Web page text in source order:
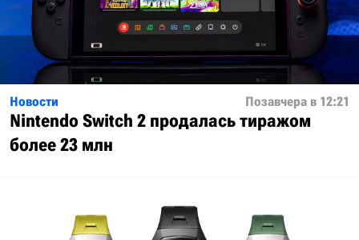
Новости Позавчера в 12:21
Nintendo Switch 2 продалась тиражом
более 23 млн